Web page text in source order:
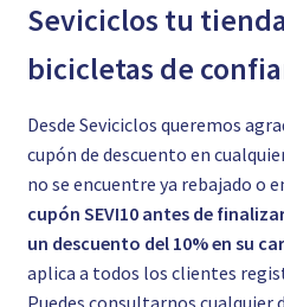
Seviciclos tu
bicicletas de
Desde Seviciclos queremos
cupón de descuento en
no se encuentre ya rebajado o
cupón SEVI10 antes de
un descuento del 10% en su
aplica a todos los clientes